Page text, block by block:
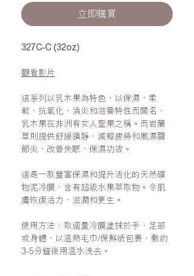
立即購買
327C-C (32oz)
觀看影片
這系列以乳木果為特色，以保濕，柔
軟，抗氧化，消炎和滋養特性而聞名，
乳木果在非洲有女人聖果之稱。而岩蘭
草則提供舒緩鎮靜，減輕疲勞和風濕關
節炎，改善失眠，保濕功效。
這是一款豐富保濕和提升活化的天然礦
物泥冷膜，含有超級水果萃取物。令肌
膚恢復活力，滋潤和更生。
使用方法：取適量冷膜塗抹於手、足部
或身體，以溫熱毛巾/保鮮紙包裹，敷約
3-5分鐘後用溫水洗去。